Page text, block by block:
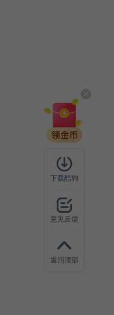
下载酷狗
意见反馈
返回顶部